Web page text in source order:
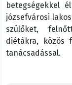
betegségekkel
józsefvárosi
szülőket,
diétákra, közös
tanácsadással.